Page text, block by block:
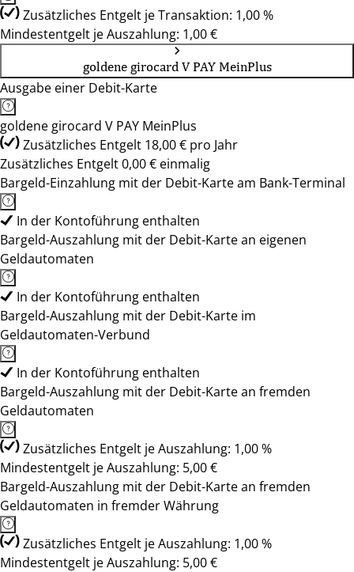
Zusätzliches Entgelt je Transaktion: 1,00 %
Mindestentgelt je Auszahlung: 1,00 €
goldene girocard V PAY MeinPlus
Ausgabe einer Debit-Karte
goldene girocard V PAY MeinPlus
Zusätzliches Entgelt 18,00 € pro Jahr
Zusätzliches Entgelt 0,00 € einmalig
Bargeld-Einzahlung mit der Debit-Karte am Bank-Terminal
In der Kontoführung enthalten
Bargeld-Auszahlung mit der Debit-Karte an eigenen
Geldautomaten
In der Kontoführung enthalten
Bargeld-Auszahlung mit der Debit-Karte im
Geldautomaten-Verbund
In der Kontoführung enthalten
Bargeld-Auszahlung mit der Debit-Karte an fremden
Geldautomaten
Zusätzliches Entgelt je Auszahlung: 1,00 %
Mindestentgelt je Auszahlung: 5,00 €
Bargeld-Auszahlung mit der Debit-Karte an fremden
Geldautomaten in fremder Währung
Zusätzliches Entgelt je Auszahlung: 1,00 %
Mindestentgelt je Auszahlung: 5,00 €